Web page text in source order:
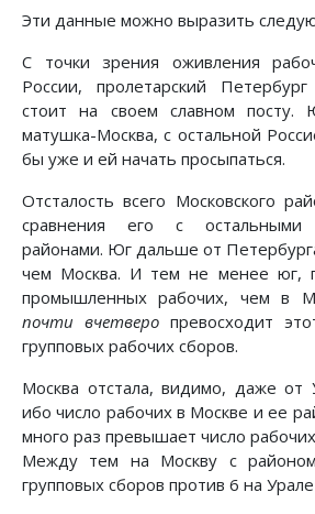
Эти данные можно выразить
С точки зрения оживления
России, пролетарский
стоит на своем славном посту.
матушка-Москва, с остальной
бы уже и ей начать просыпаться.
Отсталость всего Московского
сравнения его с остальными
районами. Юг дальше от
чем Москва. И тем не менее юг,
промышленных рабочих, чем в
почти вчетверопревосходит
групповых рабочих сборов.
Москва отстала, видимо, даже от
ибо число рабочих в Москве и ее
много раз превышает число
Между тем на Москву с
групповых сборов против 6 на